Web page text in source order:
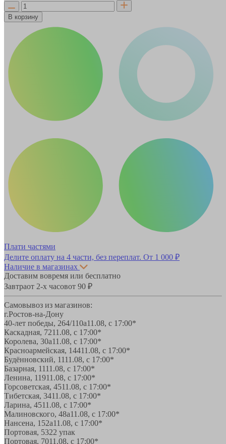
В корзину
Плати частями
Делите оплату на 4 части, без переплат. От 1 000 ₽
Наличие в магазинах
Доставим вовремя или бесплатно
Завтраот 2-х часовот 90 ₽
Самовывоз из магазинов:
г.Ростов-на-Дону
40-лет победы, 264/110а11.08, с 17:00*
Каскадная, 7211.08, с 17:00*
Королева, 30а11.08, с 17:00*
Красноармейская, 14411.08, с 17:00*
Будённовский, 1111.08, с 17:00*
Базарная, 1111.08, с 17:00*
Ленина, 11911.08, с 17:00*
Горсоветская, 4511.08, с 17:00*
Тибетская, 3411.08, с 17:00*
Ларина, 4511.08, с 17:00*
Малиновского, 48а11.08, с 17:00*
Нансена, 152а11.08, с 17:00*
Портовая, 5322 упак
Портовая, 7011.08, с 17:00*